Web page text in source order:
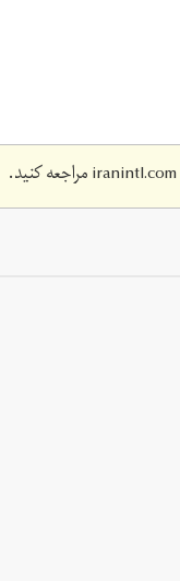
iranintl.comمراجعه کنید.